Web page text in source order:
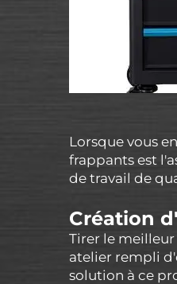
Lorsque vous
frappants est
de travail de
Création
Tirer le
atelier rempli
solution à ce